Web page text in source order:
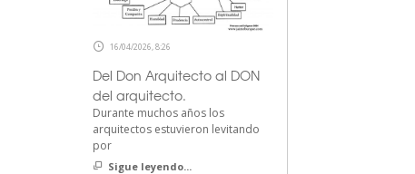
16/04/2026, 8:26
Del Don Arquitecto al DON
del arquitecto.
Durante muchos años los
arquitectos estuvieron levitando
por
Sigue leyendo...